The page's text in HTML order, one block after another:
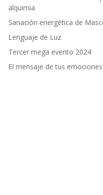
alquimia
Sanación energética de
Lenguaje de Luz
Tercer mega evento 2024
El mensaje de tus emociones